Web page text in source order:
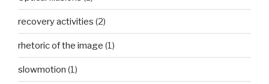
recovery activities (2)
rhetoric of the image (1)
slowmotion (1)